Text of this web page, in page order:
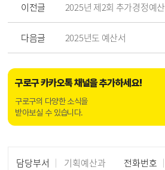
이전글 2025년 제2회 추가경정예
다음글 2025년도 예산서
구로구 카카오톡 채널을 추가하세요!
구로구의 다양한 소식을
받아보실 수 있습니다.
담당부서 기획예산과 전화번호